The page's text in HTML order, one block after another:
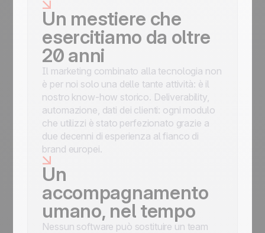
Un mestiere che
esercitiamo da oltre
20 anni
Il marketing combinato alla tecnologia non
è per noi solo una delle tante attività: è il
nostro know-how storico. Deliverability,
automazione, dati dei clienti: ogni modulo
che utilizzi è stato perfezionato grazie a
due decenni di esperienza al fianco di
brand europei.
Un
accompagnamento
umano, nel tempo
Nessun software può sostituire un team